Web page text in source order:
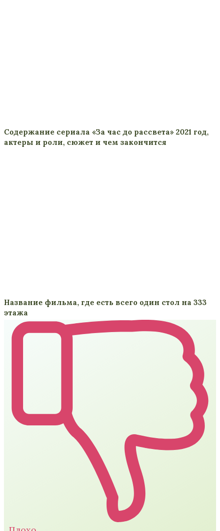
Содержание сериала «За час до рассвета» 2021 год,
актеры и роли, сюжет и чем закончится
Название фильма, где есть всего один стол на 333
этажа